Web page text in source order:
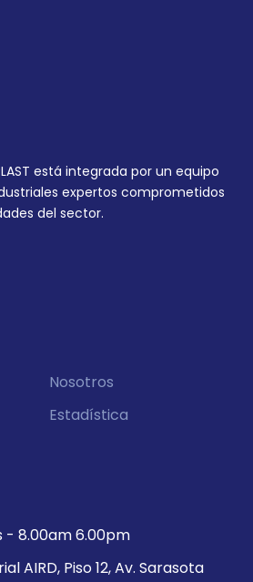
está integrada por un equipo
expertos comprometidos
del sector.
Nosotros
Estadística
- 8.00am 6.00pm
AIRD, Piso 12, Av. Sarasota